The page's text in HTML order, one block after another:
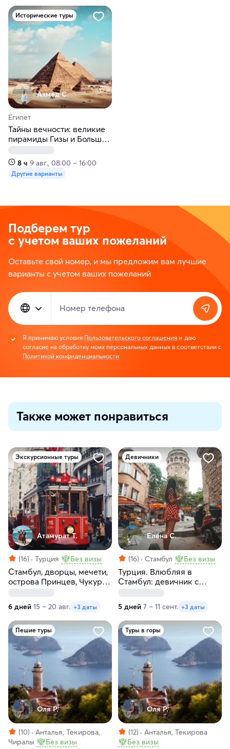
Исторические туры
Ахмед С.
Египет
Тайны вечности: великие
пирамиды Гизы и Большой
8 ч 9 авг., 08:00 – 16:00
Другие варианты
Подберем тур
с учетом ваших пожеланий
Оставьте свой номер, и мы предложим вам лучшие
варианты с учетом ваших пожеланий
Номер телефона
Я принимаю условия Пользовательского соглашения и даю
согласие на обработку моих персональных данных в соответствии с
Политикой конфиденциальности
Также может понравиться
Экскурсионные туры
Атамурат Т.
(16) Турция Без визы
Стамбул, дворцы, мечети,
острова Принцев, Чукур
6 дней 15 – 20 авг. +3 даты
Девичники
Елена С.
(16) Стамбул Без визы
Турция. Влюбляя в
Стамбул: девичник с
5 дней 7 – 11 сент. +3 даты
Пешие туры
Оля Р.
(10)
Анталья, Текирова,
Чиралы
Без визы
Туры в горы
Оля Р.
(12)
Анталья, Текирова
Без визы